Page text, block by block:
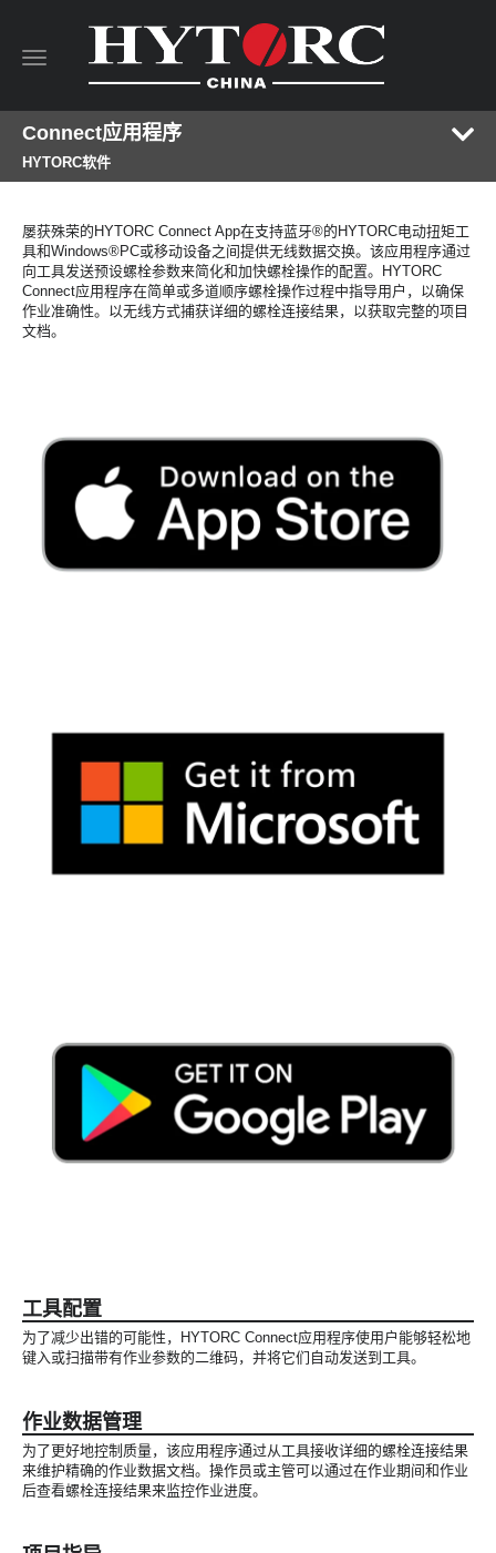
Toggle
Connect应用程序
HYTORC软件
屡获殊荣的HYTORC Connect App在支持蓝牙®的HYTORC电动扭矩工
具和Windows®PC或移动设备之间提供无线数据交换。该应用程序通过
向工具发送预设螺栓参数来简化和加快螺栓操作的配置。HYTORC
Connect应用程序在简单或多道顺序螺栓操作过程中指导用户，以确保
作业准确性。以无线方式捕获详细的螺栓连接结果，以获取完整的项目
文档。
工具配置
为了减少出错的可能性，HYTORC Connect应用程序使用户能够轻松地
键入或扫描带有作业参数的二维码，并将它们自动发送到工具。
作业数据管理
为了更好地控制质量，该应用程序通过从工具接收详细的螺栓连接结果
来维护精确的作业数据文档。操作员或主管可以通过在作业期间和作业
后查看螺栓连接结果来监控作业进度。